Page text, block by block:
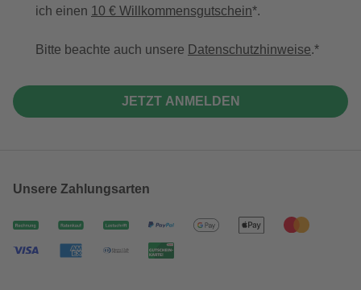
ich einen 10 € Willkommensgutschein*.
Bitte beachte auch unsere Datenschutzhinweise.
JETZT ANMELDEN
Unsere Zahlungsarten